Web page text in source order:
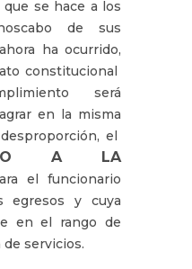
se hace a los
de sus
ha ocurrido,
constitucional
será
en la misma
el
A LA
el funcionario
egresos y cuya
en el rango de
servicios.